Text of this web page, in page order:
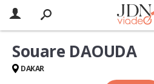
Souare DAOUDA
DAKAR